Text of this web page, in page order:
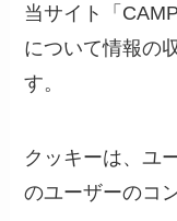
当サイト「
について情報の
す。
クッキーは、ユ
のユーザーのコ